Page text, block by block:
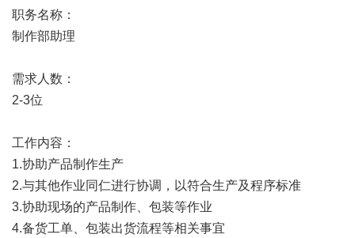
职务名称：
制作部助理
需求人数：
2-3位
工作内容：
1.协助产品制作生产
2.与其他作业同仁进行协调，以符合生产及程序标准
3.协助现场的产品制作、包装等作业
4.备货工单、包装出货流程等相关事宜